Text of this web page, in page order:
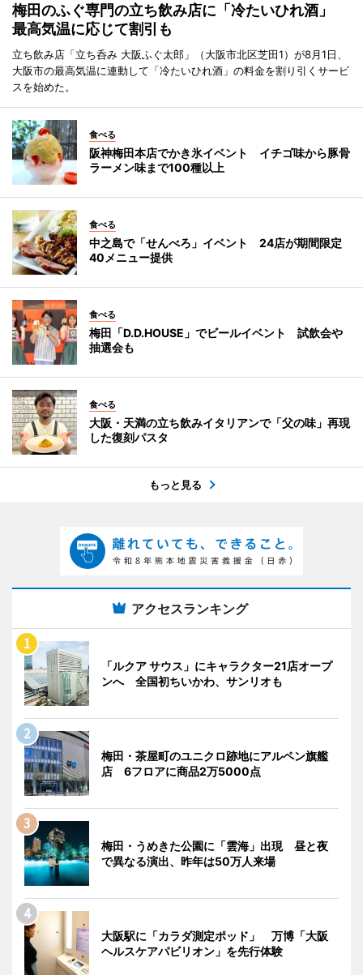
梅田のふぐ専門の立ち飲み店に「冷たいひれ酒」
最高気温に応じて割引も
立ち飲み店「立ち呑み 大阪ふぐ太郎」（大阪市北区芝田1）が8月1日、
大阪市の最高気温に連動して「冷たいひれ酒」の料金を割り引くサービ
スを始めた。
食べる
阪神梅田本店でかき氷イベント イチゴ味から豚骨
ラーメン味まで100種以上
食べる
中之島で「せんべろ」イベント 24店が期間限定
40メニュー提供
食べる
梅田「D.D.HOUSE」でビールイベント 試飲会や
抽選会も
食べる
大阪・天満の立ち飲みイタリアンで「父の味」再現
した復刻パスタ
もっと見る
アクセスランキング
「ルクア サウス」にキャラクター21店オープ
ンへ 全国初ちいかわ、サンリオも
梅田・茶屋町のユニクロ跡地にアルペン旗艦
店 6フロアに商品2万5000点
梅田・うめきた公園に「雲海」出現 昼と夜
で異なる演出、昨年は50万人来場
大阪駅に「カラダ測定ポッド」 万博「大阪
ヘルスケアパビリオン」を先行体験